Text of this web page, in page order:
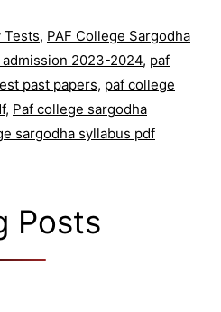
Tests, PAF College Sargodha
2023-2024, paf
past papers, paf college
, Paf college sargodha
sargodha syllabus pdf
Posts